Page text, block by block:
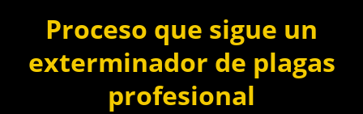
Proceso que sigue un
exterminador de plagas
profesional